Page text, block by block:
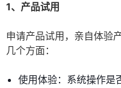
1、产品试用
申请产品试用，亲自体验
几个方面：
使用体验：系统操作是